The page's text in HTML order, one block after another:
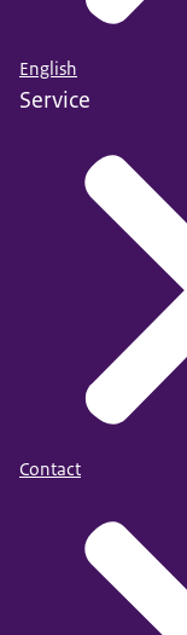
English
Service
Contact